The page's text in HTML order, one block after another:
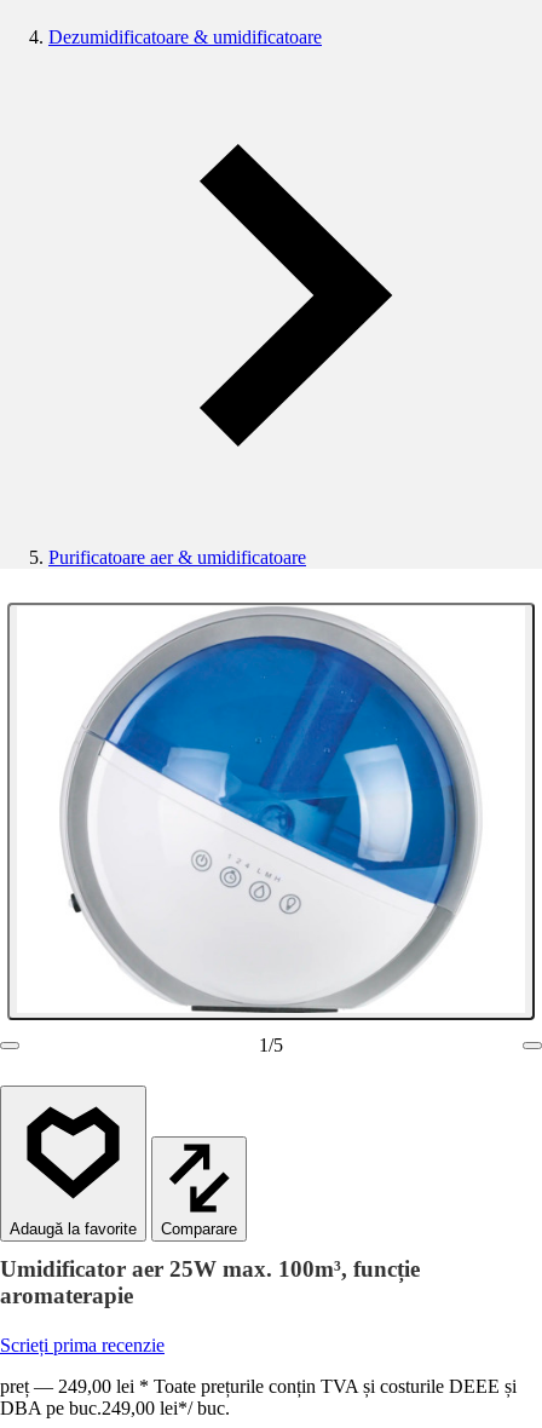
Dezumidificatoare & umidificatoare
Purificatoare aer & umidificatoare
1/5
Comparare
Umidificator aer 25W max. 100m³, funcție
aromaterapie
Scrieți prima recenzie
preț — 249,00 lei * Toate prețurile conțin TVA și costurile DEEE și
DBA pe buc.249,00 lei*/ buc.